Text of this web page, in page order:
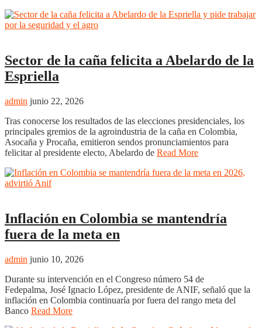
Sector de la caña felicita a Abelardo de la
Espriella
admin junio 22, 2026
Tras conocerse los resultados de las elecciones presidenciales, los
principales gremios de la agroindustria de la caña en Colombia,
Asocaña y Procaña, emitieron sendos pronunciamientos para
felicitar al presidente electo, Abelardo de Read More
Inflación en Colombia se mantendría
fuera de la meta en
admin junio 10, 2026
Durante su intervención en el Congreso número 54 de
Fedepalma, José Ignacio López, presidente de ANIF, señaló que la
inflación en Colombia continuaría por fuera del rango meta del
Banco Read More